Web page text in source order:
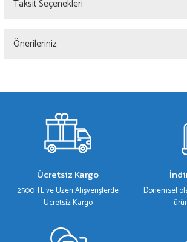
Taksit Seçenekleri
Önerileriniz
gördüğünüz noktaları öneri formunu kullanarak
Ürün resmi kalitesiz, bozuk veya görüntülenemiyor.
Ürün açıklamasında eksik bilgiler bulunuyor.
Ürün fiyatı diğer sitelerden daha pahalı.
Bu ürüne benzer farklı alternatifler olmalı.
Ücretsiz Kargo
2500 TL ve Üzeri Alışverişlerde
Ücretsiz Kargo
Dönemsel